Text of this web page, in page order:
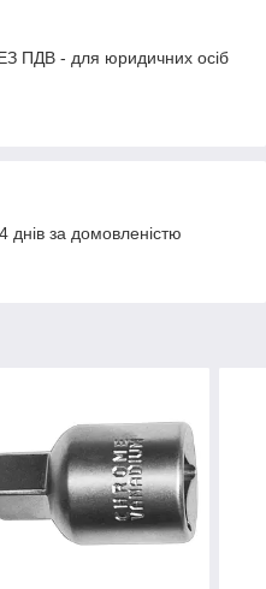
ПДВ - для юридичних осіб
за домовленістю